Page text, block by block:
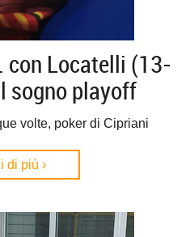
con Locatelli (13-
sogno playoff
volte, poker di Cipriani
di più ›